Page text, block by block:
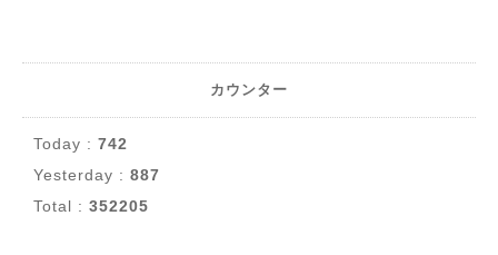
カウンター
Today : 742
Yesterday : 887
Total : 352205